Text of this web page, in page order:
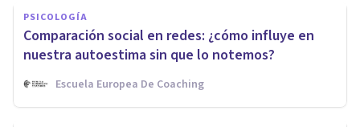
PSICOLOGÍA
Comparación social en redes: ¿cómo influye en
nuestra autoestima sin que lo notemos?
Escuela Europea De Coaching